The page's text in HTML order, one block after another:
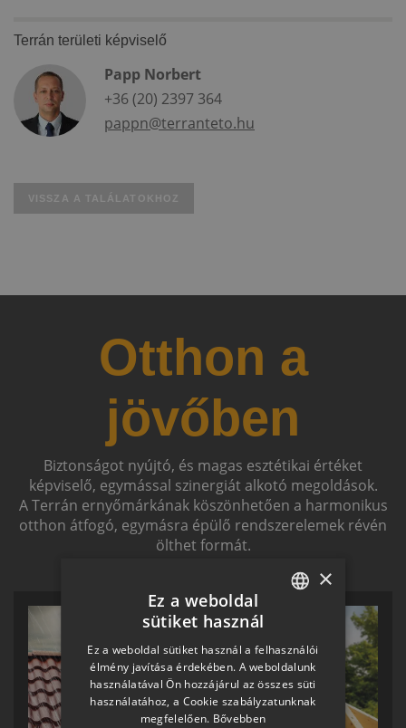
Terrán területi képviselő
Papp Norbert
+36 (20) 2397 364
pappn@terranteto.hu
VISSZA A TALÁLATOKHOZ
Otthon a
jövőben
Biztonságot nyújtó, és magas esztétikai értéket
képviselő, egymással szinergiát alkotó megoldások.
A Terrán ernyőmárkának köszönhetően a harmonikus
otthon átfogó, egymásra épülő rendszerelemek révén
ölthet formát.
HUNGARIAN
SLOVAK
GERMAN
ROMANIAN
×
Ez a weboldal
sütiket használ
Ez a weboldal sütiket használ a felhasználói
élmény javítása érdekében. A weboldalunk
használatával Ön hozzájárul az összes süti
használatához, a Cookie szabályzatunknak
megfelelően. Bővebben